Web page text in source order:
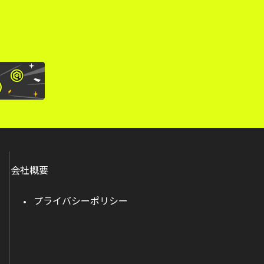
会社概要
プライバシーポリシー